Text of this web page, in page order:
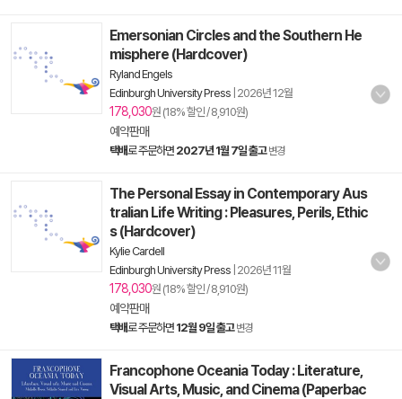
Emersonian Circles and the Southern He
misphere (Hardcover)
Ryland Engels
Edinburgh University Press 2026년 12월
178,030원 (18% 할인 / 8,910원)
예약판매
택배로 주문하면 2027년 1월 7일 출고 변경
The Personal Essay in Contemporary Aus
tralian Life Writing : Pleasures, Perils, Ethic
s (Hardcover)
Kylie Cardell
Edinburgh University Press 2026년 11월
178,030원 (18% 할인 / 8,910원)
예약판매
택배로 주문하면 12월 9일 출고 변경
Francophone Oceania Today : Literature,
Visual Arts, Music, and Cinema (Paperbac